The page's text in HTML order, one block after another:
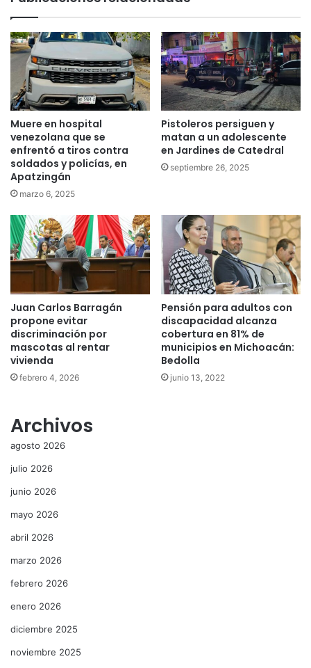
Muere en hospital
venezolana que se
enfrentó a tiros contra
soldados y policías, en
Apatzingán
marzo 6, 2025
Pistoleros persiguen y
matan a un adolescente
en Jardines de Catedral
septiembre 26, 2025
Juan Carlos Barragán
propone evitar
discriminación por
mascotas al rentar
vivienda
febrero 4, 2026
Pensión para adultos con
discapacidad alcanza
cobertura en 81% de
municipios en Michoacán:
Bedolla
junio 13, 2022
Archivos
agosto 2026
julio 2026
junio 2026
mayo 2026
abril 2026
marzo 2026
febrero 2026
enero 2026
diciembre 2025
noviembre 2025